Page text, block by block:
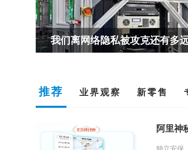
推荐 业界观察 新零售
阿里神